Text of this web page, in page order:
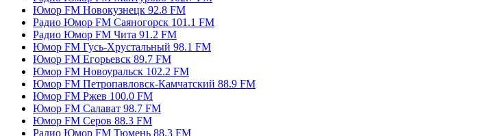
Юмор FM Новокузнецк 92.8 FM
Радио Юмор FM Саяногорск 101.1 FM
Радио Юмор FM Чита 91.2 FM
Юмор FM Гусь-Хрустальный 98.1 FM
Юмор FM Егорьевск 89.7 FM
Юмор FM Новоуральск 102.2 FM
Юмор FM Петропавловск-Камчатский 88.9 FM
Юмор FM Ржев 100.0 FM
Юмор FM Салават 98.7 FM
Юмор FM Серов 88.3 FM
Радио Юмор FM Тюмень 88.3 FM